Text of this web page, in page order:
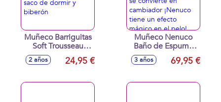
Muñeco Barriguitas
Soft Trousseau
Osito Panda con
pijama, saco de
2 años 24,95 €
Muñeco Nenuco
Baño de Espuma
35 cm, la bañera
hace espuma de
convierte en
3 años 69,95 €